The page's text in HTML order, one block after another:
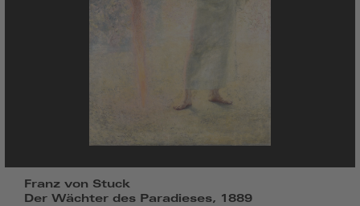
Franz von Stuck
Der Wächter des Paradieses, 1889